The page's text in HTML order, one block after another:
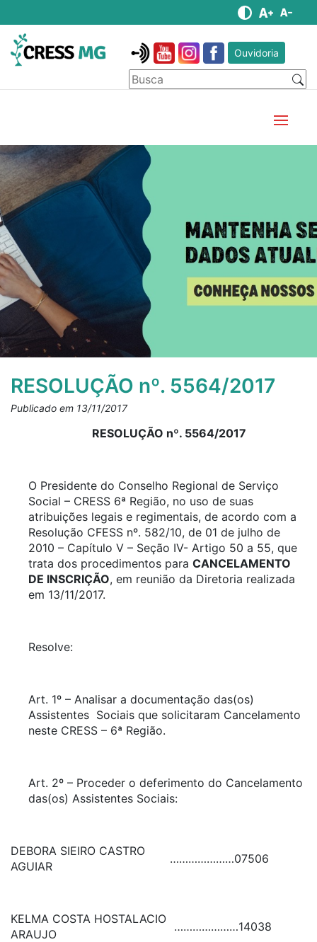
Ouvidoria
RESOLUÇÃO nº. 5564/2017
Publicado em 13/11/2017
RESOLUÇÃO nº. 5564/2017
O Presidente do Conselho Regional de Serviço
Social – CRESS 6ª Região, no uso de suas
atribuições legais e regimentais, de acordo com a
Resolução CFESS nº. 582/10, de 01 de julho de
2010 – Capítulo V – Seção IV- Artigo 50 a 55, que
trata dos procedimentos para CANCELAMENTO
DE INSCRIÇÃO, em reunião da Diretoria realizada
em 13/11/2017.
Resolve:
Art. 1º – Analisar a documentação das(os)
Assistentes Sociais que solicitaram Cancelamento
neste CRESS – 6ª Região.
Art. 2º – Proceder o deferimento do Cancelamento
das(os) Assistentes Sociais:
DEBORA SIEIRO CASTRO
AGUIAR
…………………07506
KELMA COSTA HOSTALACIO
ARAUJO
…………………14038